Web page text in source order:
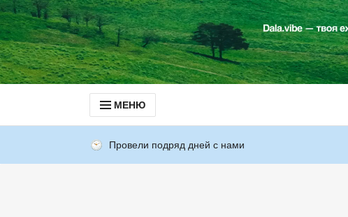
МЕНЮ
Провели подряд дней с нами